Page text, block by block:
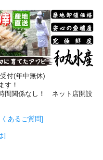
付(年中無休)
す！
間関係なし！ ネット店開設
あるご質問]
]